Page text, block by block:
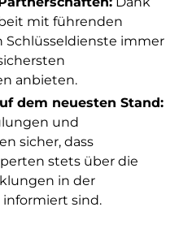
mit führenden
Schlüsseldienste immer
anbieten.
dem neuesten Stand:
und
sicher, dass
stets über die
in der
sind.